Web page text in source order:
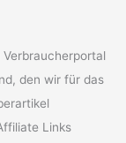
den wir für das
Links